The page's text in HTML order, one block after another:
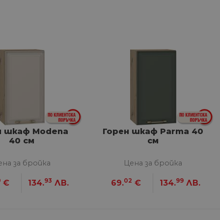
шкаф Modena
40 см
за бройка
€ 134.93 ЛВ.
Горен шкаф Parma 40
см
Цена за бройка
69.02 € 134.99 ЛВ.
и управление на
хората и ботовете.
отчети за
на потребителя
със сайта. Той
на различни